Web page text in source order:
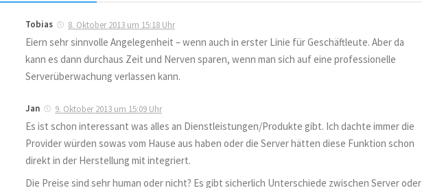
Tobias 8. Oktober 2013 um 15:18 Uhr
Eiern sehr sinnvolle Angelegenheit – wenn auch in erster Linie für Geschäftleute. Aber da
kann es dann durchaus Zeit und Nerven sparen, wenn man sich auf eine professionelle
Serverüberwachung verlassen kann.
Jan 9. Oktober 2013 um 15:09 Uhr
Es ist schon interessant was alles an Dienstleistungen/Produkte gibt. Ich dachte immer die
Provider würden sowas vom Hause aus haben oder die Server hätten diese Funktion schon
direkt in der Herstellung mit integriert.
Die Preise sind sehr human oder nicht? Es gibt sicherlich Unterschiede zwischen Server oder